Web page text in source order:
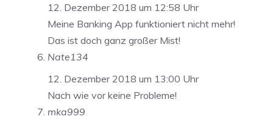
12. Dezember 2018 um 12:58 Uhr
Meine Banking App funktioniert nicht mehr!
Das ist doch ganz großer Mist!
Nate134
12. Dezember 2018 um 13:00 Uhr
Nach wie vor keine Probleme!
mka999